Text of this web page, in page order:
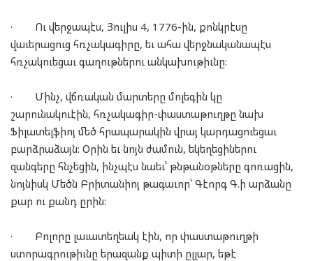
· Ու վերջապէս, Յուլիս 4, 1776-ին, քոնկրէսը
վաւերացուց հռչակագիրը, եւ ահա վերջնականապէս
հռչակուեցաւ գաղութներու անկախութիւնը:
· Մինչ, վճռական մարտերը մոլեգին կը
շարունակուէին, հռչակագիր-փաստաթուղթը նախ
Ֆիլատելֆիոյ մեծ հրապարակին վրայ կարդացուեցաւ
բարձրաձայն: Օրին եւ նոյն ժամուն, եկեղեցիներու
զանգերը հնչեցին, ինչպէս նաեւ՝ թնթանօթները գոռացին,
նոյնիսկ Մեծն Բրիտանիոյ թագաւոր՝ Գէորգ Գ.ի արձանը
քար ու քանդ ըրին:
· Բոլորը լաւատեղեակ էին, որ փաստաթուղթի
ստորագրութիւնը երազանք պիտի ըլլար, եթէ